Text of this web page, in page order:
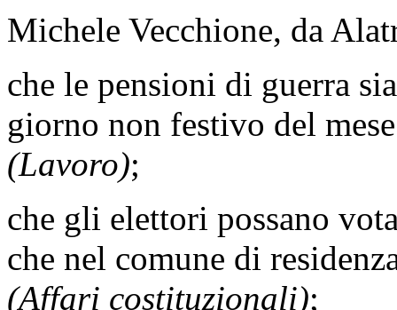
Michele Vecchione, da
che le pensioni di guerra
giorno non festivo del
(Lavoro);
che gli elettori possano
che nel comune di
(Affari costituzionali);